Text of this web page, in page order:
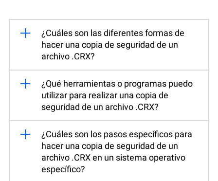
¿Cuáles son las diferentes formas de
hacer una copia de seguridad de un
archivo .CRX?
¿Qué herramientas o programas puedo
utilizar para realizar una copia de
seguridad de un archivo .CRX?
¿Cuáles son los pasos específicos para
hacer una copia de seguridad de un
archivo .CRX en un sistema operativo
específico?